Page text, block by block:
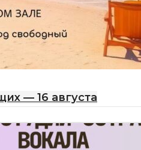
— 16 августа